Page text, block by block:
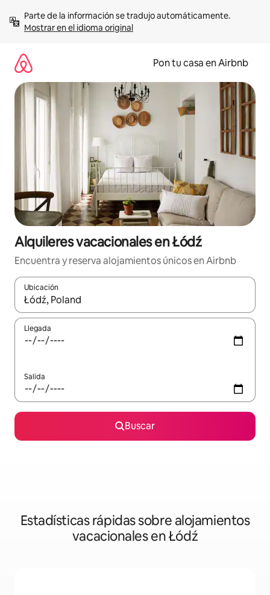
contenidoMostrar en el idioma original
Pon tu casa en Airbnb
Alquileres vacacionales en Łódź
Encuentra y reserva alojamientos únicos en Airbnb
Ubicación
Cuando los resultados estén disponibles, navega con las
Llegada
Salida
Buscar
Estadísticas rápidas sobre alojamientos
vacacionales en Łódź